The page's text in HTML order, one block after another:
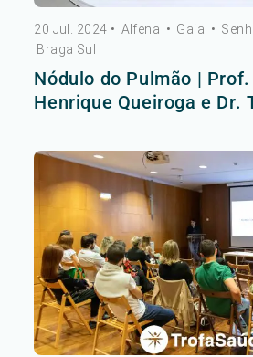
20 Jul. 2024 • Alfena • Gaia •
Braga Sul
Nódulo do Pulmão |
Henrique Queiroga e Dr.